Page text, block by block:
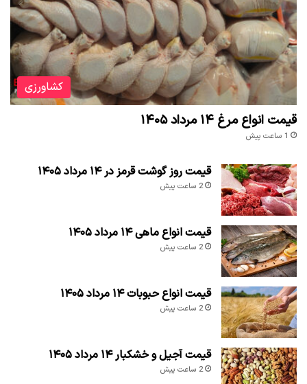
کشاورزی
قیمت انواع مرغ ۱۴ مرداد ۱۴۰۵
1 ساعت پیش
قیمت روز گوشت قرمز در ۱۴ مرداد ۱۴۰۵
2 ساعت پیش
قیمت انواع ماهی ۱۴ مرداد ۱۴۰۵
2 ساعت پیش
قیمت انواع حبوبات ۱۴ مرداد ۱۴۰۵
2 ساعت پیش
قیمت آجیل و خشکبار ۱۴ مرداد ۱۴۰۵
2 ساعت پیش